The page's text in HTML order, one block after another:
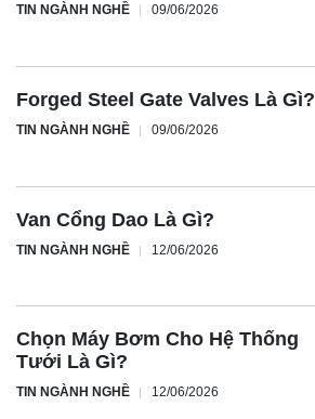
TIN NGÀNH NGHỀ 09/06/2026
Forged Steel Gate Valves Là Gì?
TIN NGÀNH NGHỀ 09/06/2026
Van Cổng Dao Là Gì?
TIN NGÀNH NGHỀ 12/06/2026
Chọn Máy Bơm Cho Hệ Thống
Tưới Là Gì?
TIN NGÀNH NGHỀ 12/06/2026